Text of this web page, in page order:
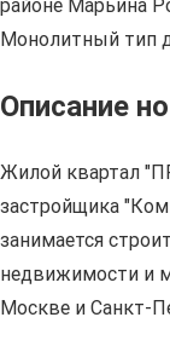
районе Марьина
Монолитный тип
Описание
Жилой квартал
застройщика
занимается
недвижимости и
Москве и Санкт-